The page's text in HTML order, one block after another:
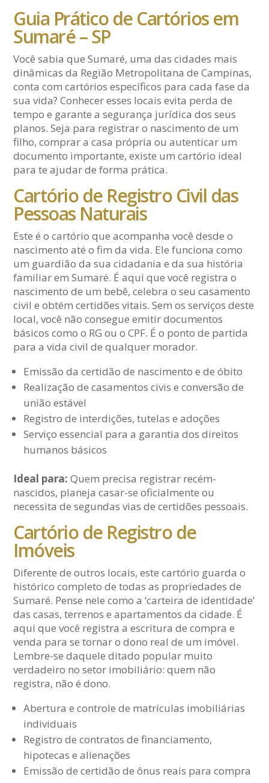
Guia Prático de Cartórios em
Sumaré – SP
Você sabia que Sumaré, uma das cidades mais
dinâmicas da Região Metropolitana de Campinas,
conta com cartórios específicos para cada fase da
sua vida? Conhecer esses locais evita perda de
tempo e garante a segurança jurídica dos seus
planos. Seja para registrar o nascimento de um
filho, comprar a casa própria ou autenticar um
documento importante, existe um cartório ideal
para te ajudar de forma prática.
Cartório de Registro Civil das
Pessoas Naturais
Este é o cartório que acompanha você desde o
nascimento até o fim da vida. Ele funciona como
um guardião da sua cidadania e da sua história
familiar em Sumaré. É aqui que você registra o
nascimento de um bebê, celebra o seu casamento
civil e obtém certidões vitais. Sem os serviços deste
local, você não consegue emitir documentos
básicos como o RG ou o CPF. É o ponto de partida
para a vida civil de qualquer morador.
Emissão da certidão de nascimento e de óbito
Realização de casamentos civis e conversão de
união estável
Registro de interdições, tutelas e adoções
Serviço essencial para a garantia dos direitos
humanos básicos
Ideal para: Quem precisa registrar recém-
nascidos, planeja casar-se oficialmente ou
necessita de segundas vias de certidões pessoais.
Cartório de Registro de
Imóveis
Diferente de outros locais, este cartório guarda o
histórico completo de todas as propriedades de
Sumaré. Pense nele como a ‘carteira de identidade’
das casas, terrenos e apartamentos da cidade. É
aqui que você registra a escritura de compra e
venda para se tornar o dono real de um imóvel.
Lembre-se daquele ditado popular muito
verdadeiro no setor imobiliário: quem não
registra, não é dono.
Abertura e controle de matrículas imobiliárias
individuais
Registro de contratos de financiamento,
hipotecas e alienações
Emissão de certidão de ônus reais para compra